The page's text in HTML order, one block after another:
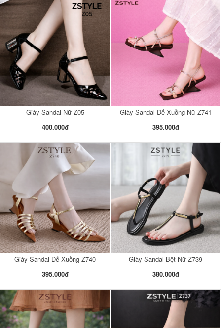
Giày Sandal Nữ Z05
400.000đ
Giày Sandal Đế Xuồng Nữ Z741
395.000đ
Giày Sandal Đế Xuồng Z740
395.000đ
Giày Sandal Bệt Nữ Z739
380.000đ